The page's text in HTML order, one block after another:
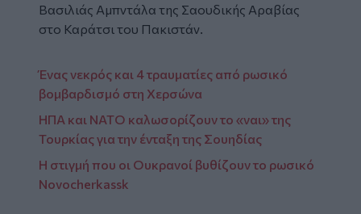
Βασιλιάς Αμπντάλα της Σαουδικής Αραβίας
στο Καράτσι του Πακιστάν.
Ένας νεκρός και 4 τραυματίες από ρωσικό
βομβαρδισμό στη Χερσώνα
ΗΠΑ και NATO καλωσορίζουν το «ναι» της
Τουρκίας για την ένταξη της Σουηδίας
Η στιγμή που οι Ουκρανοί βυθίζουν το ρωσικό
Novocherkassk